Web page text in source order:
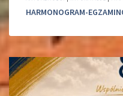
HARMONOGRAM-